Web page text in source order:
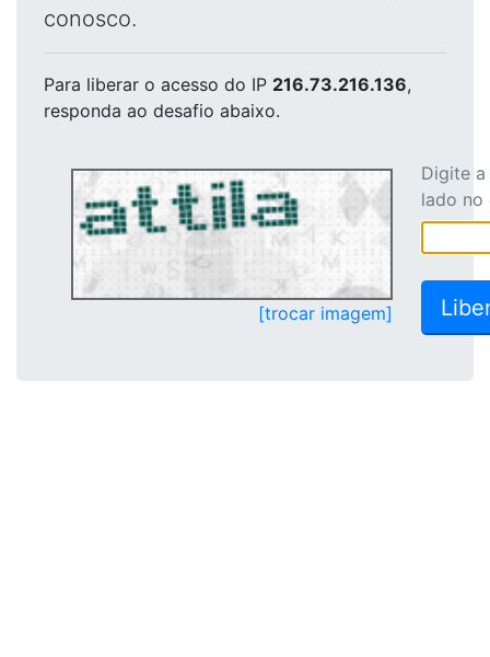
conosco.
Para liberar o acesso do IP 216.73.216.136,
responda ao desafio abaixo.
[trocar imagem]
Digite
lado no